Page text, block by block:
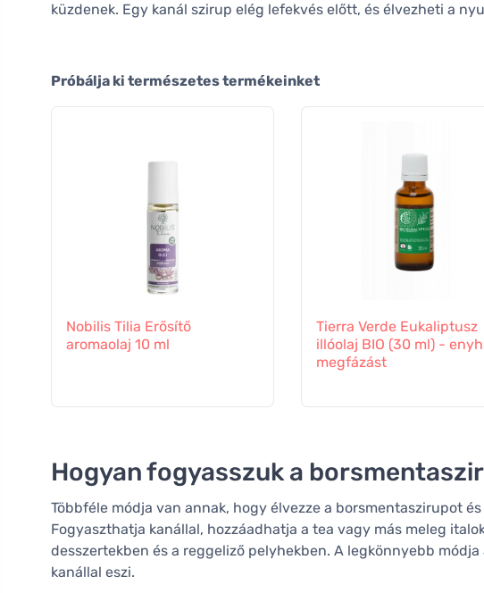
küzdenek. Egy kanál szirup elég lefekvés előtt, és élvezheti a
Próbálja ki természetes termékeinket
Nobilis Tilia Erősítő
aromaolaj 10 ml
Tierra Verde Eukaliptusz
illóolaj BIO (30 ml) -
megfázást
Hogyan fogyasszuk a
Többféle módja van annak, hogy élvezze a borsmentaszirupot
Fogyaszthatja kanállal, hozzáadhatja a tea vagy más meleg
desszertekben és a reggeliző pelyhekben. A legkönnyebb
kanállal eszi.